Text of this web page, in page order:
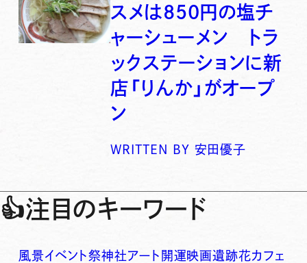
スメは850円の塩チ
ャーシューメン トラ
ックステーションに新
店「りんか」がオープ
ン
WRITTEN BY 安田優子
👍注目のキーワード
風景イベント祭神社アート 開運映画遺跡花カフェ